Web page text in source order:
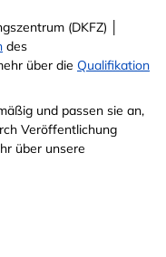
(DKFZ) │
des
über die Qualifikation
und passen sie an,
Veröffentlichung
über unsere